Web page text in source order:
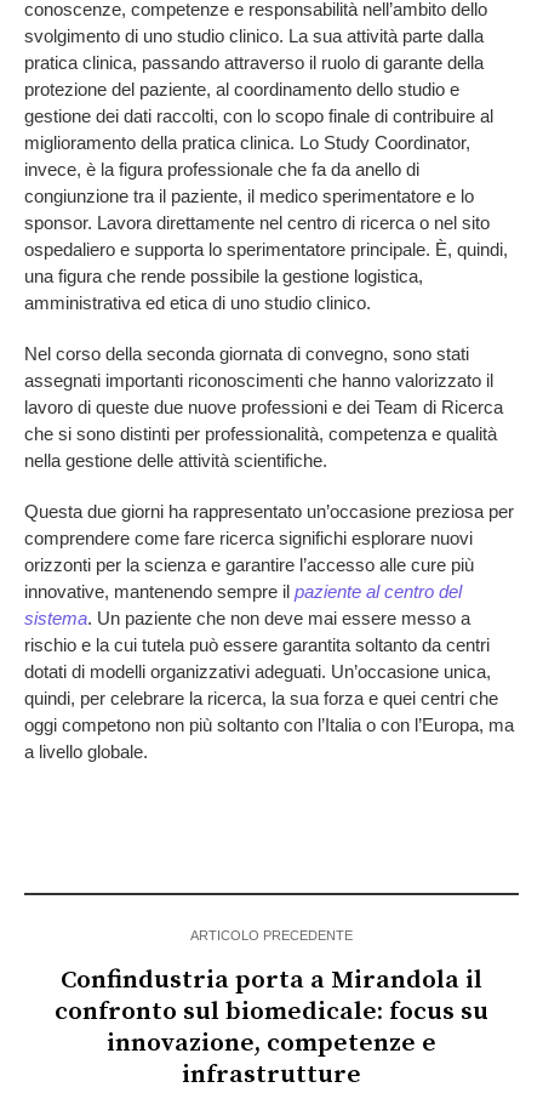
conoscenze, competenze e responsabilità nell’ambito dello
svolgimento di uno studio clinico. La sua attività parte dalla
pratica clinica, passando attraverso il ruolo di garante della
protezione del paziente, al coordinamento dello studio e
gestione dei dati raccolti, con lo scopo finale di contribuire al
miglioramento della pratica clinica. Lo Study Coordinator,
invece, è la figura professionale che fa da anello di
congiunzione tra il paziente, il medico sperimentatore e lo
sponsor. Lavora direttamente nel centro di ricerca o nel sito
ospedaliero e supporta lo sperimentatore principale. È, quindi,
una figura che rende possibile la gestione logistica,
amministrativa ed etica di uno studio clinico.
Nel corso della seconda giornata di convegno, sono stati
assegnati importanti riconoscimenti che hanno valorizzato il
lavoro di queste due nuove professioni e dei Team di Ricerca
che si sono distinti per professionalità, competenza e qualità
nella gestione delle attività scientifiche.
Questa due giorni ha rappresentato un’occasione preziosa per
comprendere come fare ricerca significhi esplorare nuovi
orizzonti per la scienza e garantire l’accesso alle cure più
innovative, mantenendo sempre il paziente al centro del
sistema. Un paziente che non deve mai essere messo a
rischio e la cui tutela può essere garantita soltanto da centri
dotati di modelli organizzativi adeguati. Un’occasione unica,
quindi, per celebrare la ricerca, la sua forza e quei centri che
oggi competono non più soltanto con l’Italia o con l’Europa, ma
a livello globale.
ARTICOLO PRECEDENTE
Confindustria porta a Mirandola il
confronto sul biomedicale: focus su
innovazione, competenze e
infrastrutture